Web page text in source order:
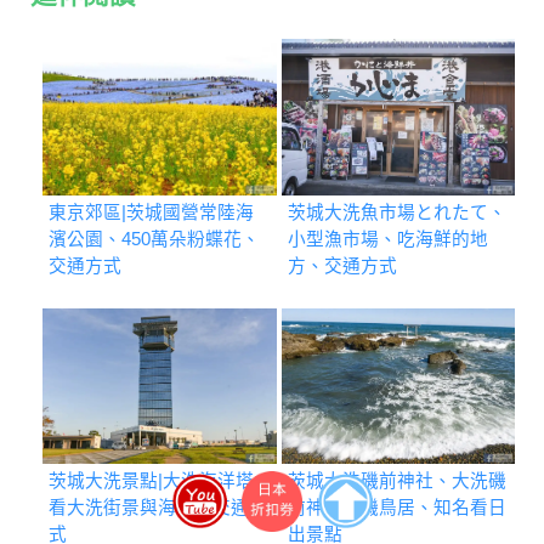
東京郊區|茨城國營常陸海
濱公園、450萬朵粉蝶花、
交通方式
茨城大洗魚市場とれたて、
小型漁市場、吃海鮮的地
方、交通方式
茨城大洗景點|大洗海洋塔
看大洗街景與海景、交通方
式
茨城大洗磯前神社、大洗磯
前神社神磯鳥居、知名看日
出景點